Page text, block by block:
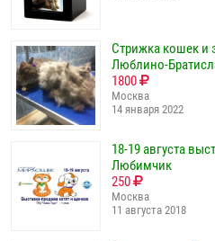
Стрижка кошек и
Люблино-
1800
Москва
14 января 2022
18-19 августа
Любимчик
250
Москва
11 августа 2018